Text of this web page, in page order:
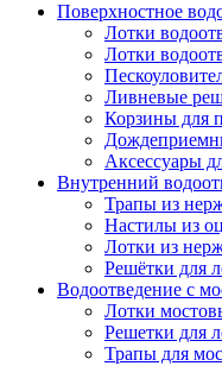
Поверхностное
Лотки
Лотки
Ливневые
Корзины для
Аксессуары
Внутренний
Трапы из
Настилы из
Лотки из
Решётки для
Водоотведение с
Лотки
Решетки для
Трапы для